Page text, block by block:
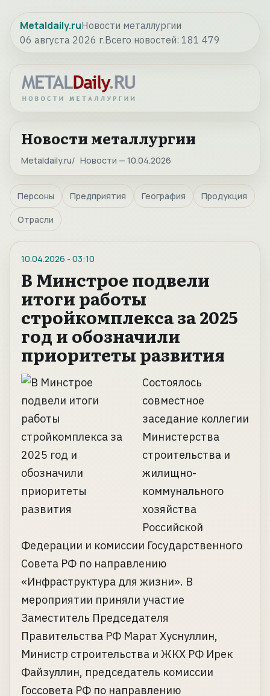
Metaldaily.ruНовости металлургии
06 августа 2026 г.Всего новостей: 181 479
Новости металлургии
Metaldaily.ru Новости — 10.04.2026
Персоны Предприятия География Продукция
Отрасли
10.04.2026 - 03:10
В Минстрое подвели
итоги работы
стройкомплекса за 2025
год и обозначили
приоритеты развития
Состоялось
совместное
заседание коллегии
Министерства
строительства и
жилищно-
коммунального
хозяйства
Российской
Федерации и комиссии Государственного
Совета РФ по направлению
«Инфраструктура для жизни». В
мероприятии приняли участие
Заместитель Председателя
Правительства РФ Марат Хуснуллин,
Министр строительства и ЖКХ РФ Ирек
Файзуллин, председатель комиссии
Госсовета РФ по направлению